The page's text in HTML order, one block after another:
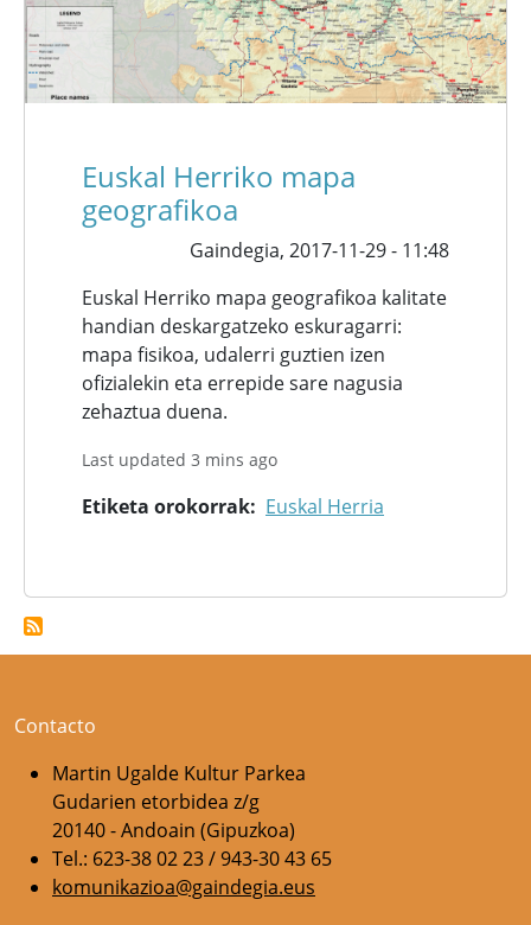
Euskal Herriko mapa
geografikoa
Gaindegia, 2017-11-29 - 11:48
Euskal Herriko mapa geografikoa kalitate
handian deskargatzeko eskuragarri:
mapa fisikoa, udalerri guztien izen
ofizialekin eta errepide sare nagusia
zehaztua duena.
Last updated 3 mins ago
Etiketa orokorrak Euskal Herria
Contacto
Martin Ugalde Kultur Parkea
Gudarien etorbidea z/g
20140 - Andoain (Gipuzkoa)
Tel.: 623-38 02 23 / 943-30 43 65
komunikazioa@gaindegia.eus